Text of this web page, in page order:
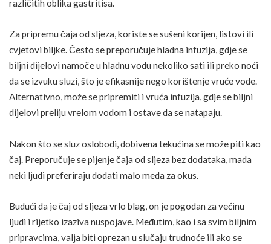
različitih oblika gastritisa.
Za pripremu čaja od sljeza, koriste se sušeni korijen, listovi ili
cvjetovi biljke. Često se preporučuje hladna infuzija, gdje se
biljni dijelovi namoče u hladnu vodu nekoliko sati ili preko noći
da se izvuku sluzi, što je efikasnije nego korištenje vruće vode.
Alternativno, može se pripremiti i vruća infuzija, gdje se biljni
dijelovi preliju vrelom vodom i ostave da se natapaju.
Nakon što se sluz oslobodi, dobivena tekućina se može piti kao
čaj. Preporučuje se pijenje čaja od sljeza bez dodataka, mada
neki ljudi preferiraju dodati malo meda za okus.
Budući da je čaj od sljeza vrlo blag, on je pogodan za većinu
ljudi i rijetko izaziva nuspojave. Međutim, kao i sa svim biljnim
pripravcima, valja biti oprezan u slučaju trudnoće ili ako se